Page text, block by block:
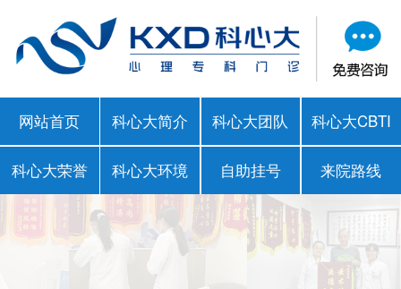
网站首页 科心大简介 科心大团队 科心大CBTI
科心大荣誉 科心大环境 自助挂号 来院路线